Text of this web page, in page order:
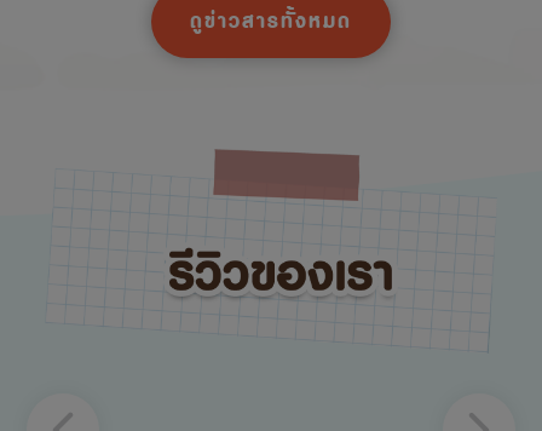
ดูข่าวสารทั้งหมด